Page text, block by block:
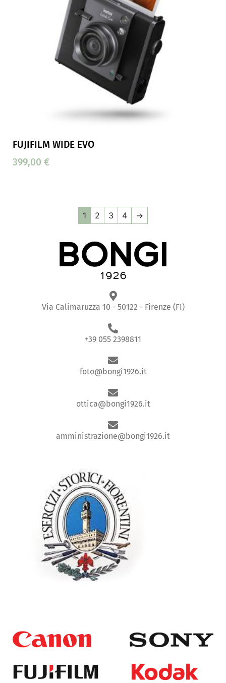
FUJIFILM WIDE EVO
399,00 €
1 2 3 4 →
Via Calimaruzza 10 - 50122 - Firenze (FI)
+39 055 2398811
foto@bongi1926.it
ottica@bongi1926.it
amministrazione@bongi1926.it